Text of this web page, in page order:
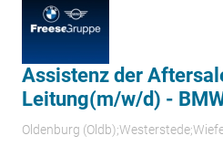
Assistenz der
Leitung(m/w/d) -
Oldenburg